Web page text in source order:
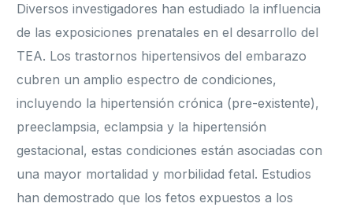
Diversos investigadores han estudiado la influencia
de las exposiciones prenatales en el desarrollo del
TEA. Los trastornos hipertensivos del embarazo
cubren un amplio espectro de condiciones,
incluyendo la hipertensión crónica (pre-existente),
preeclampsia, eclampsia y la hipertensión
gestacional, estas condiciones están asociadas con
una mayor mortalidad y morbilidad fetal. Estudios
han demostrado que los fetos expuestos a los